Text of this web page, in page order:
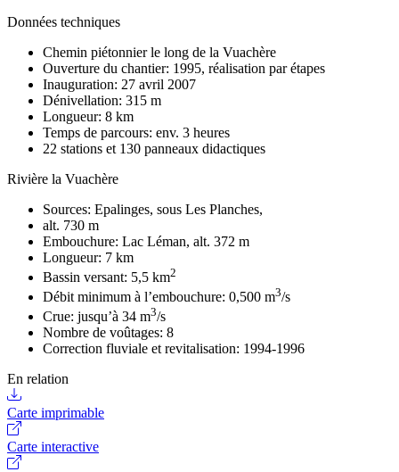
Données techniques
Chemin piétonnier le long de la Vuachère
Ouverture du chantier: 1995, réalisation par étapes
Inauguration: 27 avril 2007
Dénivellation: 315 m
Longueur: 8 km
Temps de parcours: env. 3 heures
22 stations et 130 panneaux didactiques
Rivière la Vuachère
Sources: Epalinges, sous Les Planches,
alt. 730 m
Embouchure: Lac Léman, alt. 372 m
Longueur: 7 km
Bassin versant: 5,5 km2
Débit minimum à l’embouchure: 0,500 m3/s
Crue: jusqu’à 34 m3/s
Nombre de voûtages: 8
Correction fluviale et revitalisation: 1994-1996
En relation
Carte imprimable
Carte interactive